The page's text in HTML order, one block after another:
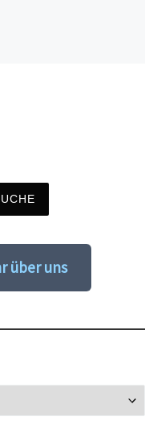
über uns